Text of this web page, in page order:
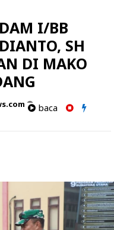
I/BB
SH
DI MAKO
baca